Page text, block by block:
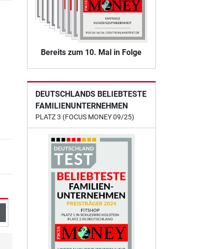
Bereits zum 10. Mal in Folge
DEUTSCHLANDS BELIEBTESTE
FAMILIENUNTERNEHMEN
PLATZ 3 (FOCUS MONEY 09/25)